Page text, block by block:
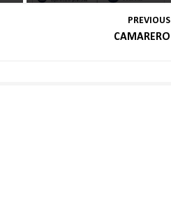
PREVIOUS
CAMARERO